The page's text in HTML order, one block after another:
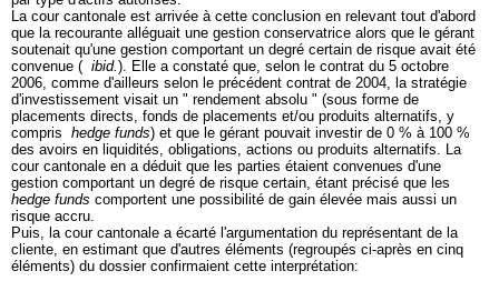
La cour cantonale est arrivée à cette conclusion en relevant tout d'abord
que la recourante alléguait une gestion conservatrice alors que le gérant
soutenait qu'une gestion comportant un degré certain de risque avait été
convenue ( ibid.). Elle a constaté que, selon le contrat du 5 octobre
2006, comme d'ailleurs selon le précédent contrat de 2004, la stratégie
d'investissement visait un " rendement absolu " (sous forme de
placements directs, fonds de placements et/ou produits alternatifs, y
compris hedge funds) et que le gérant pouvait investir de 0 % à 100 %
des avoirs en liquidités, obligations, actions ou produits alternatifs. La
cour cantonale en a déduit que les parties étaient convenues d'une
gestion comportant un degré de risque certain, étant précisé que les
hedge funds comportent une possibilité de gain élevée mais aussi un
risque accru.
Puis, la cour cantonale a écarté l'argumentation du représentant de la
cliente, en estimant que d'autres éléments (regroupés ci-après en cinq
éléments) du dossier confirmaient cette interprétation: